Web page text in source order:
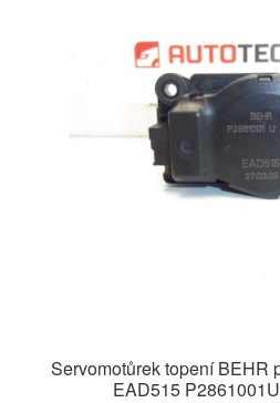
Servomotůrek topení BEHR
EAD515